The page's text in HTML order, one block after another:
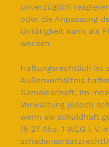
unverzüglich
oder die Anpassung
Untätigkeit kann als
werden.
Haftungsrechtlich ist
Außenverhältnis
Gemeinschaft. Im
Verwaltung jedoch
wenn sie schuldhaft
(§ 27 Abs. 1 WEG i. V.